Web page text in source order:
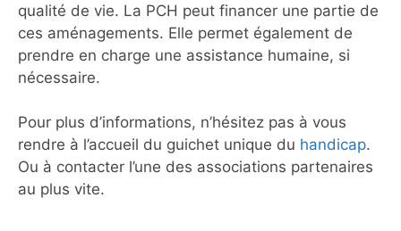
qualité de vie. La PCH peut financer une partie de
ces aménagements. Elle permet également de
prendre en charge une assistance humaine, si
nécessaire.
Pour plus d’informations, n’hésitez pas à vous
rendre à l’accueil du guichet unique du handicap.
Ou à contacter l’une des associations partenaires
au plus vite.